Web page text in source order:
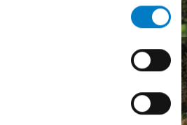
di alcuni di essi, ti
agricole, mercato
economica